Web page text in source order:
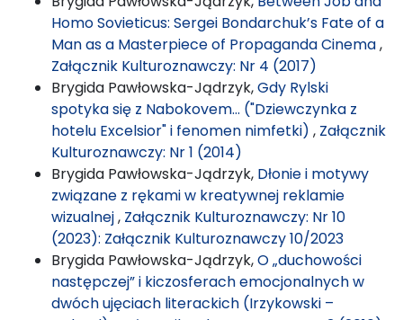
Homo Sovieticus: Sergei Bondarchuk’s Fate of a
Man as a Masterpiece of Propaganda Cinema,
Załącznik Kulturoznawczy: Nr 4 (2017)
Brygida Pawłowska-Jądrzyk,Gdy Rylski
spotyka się z Nabokovem… ("Dziewczynka z
hotelu Excelsior" i fenomen nimfetki) , Załącznik
Kulturoznawczy: Nr 1 (2014)
Brygida Pawłowska-Jądrzyk, Dłonie i motywy
związane z rękami w kreatywnej reklamie
wizualnej, Załącznik Kulturoznawczy: Nr 10
(2023): Załącznik Kulturoznawczy 10/2023
Brygida Pawłowska-Jądrzyk,O „duchowości
następczej” i kiczosferach emocjonalnych w
dwóch ujęciach literackich (Irzykowski –